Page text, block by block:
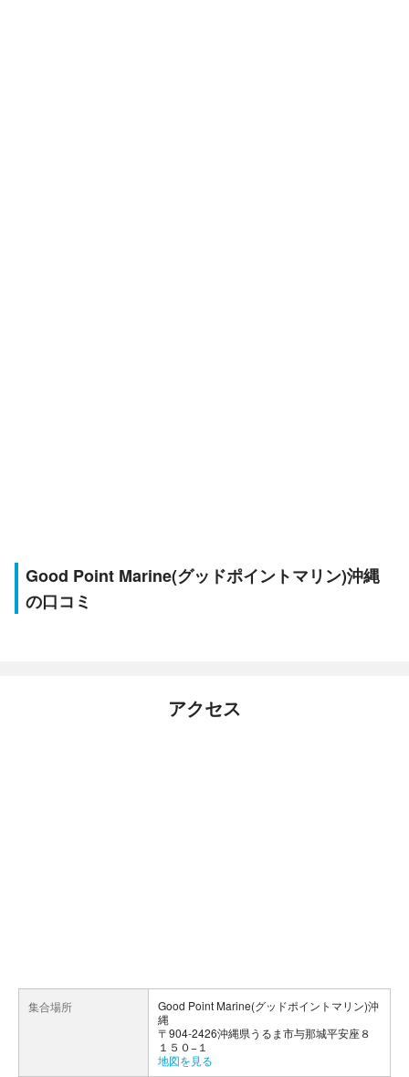
Good Point Marine(グッドポイントマリン)沖縄
の口コミ
アクセス
集合場所
Good Point Marine(グッドポイントマリン)沖
縄
〒904-2426沖縄県うるま市与那城平安座８
１５０−１
地図を見る